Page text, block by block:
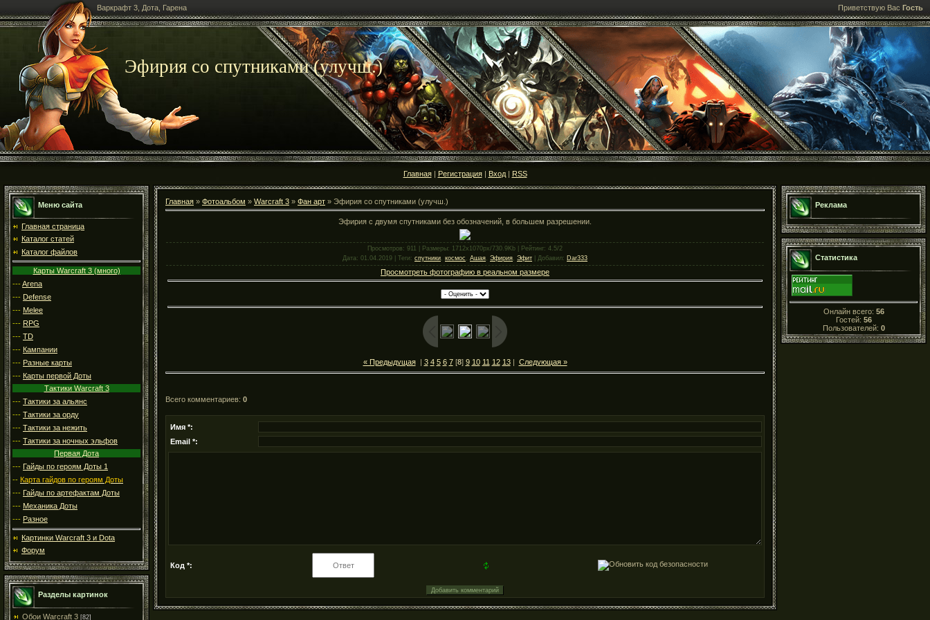
Варкрафт 3, Дота, Гарена Приветствую Вас Гость
Эфирия со спутниками (улучш.)
Главная| Регистрация| Вход| RSS
Меню сайта
Главная страница
Каталог статей
Каталог файлов
Карты Warcraft 3 (много)
---Arena
--- Defense
--- Melee
--- RPG
--- TD
--- Кампании
--- Разные карты
--- Карты первой Доты
Тактики Warcraft 3
--- Тактики за альянс
--- Тактики за орду
--- Тактики за нежить
--- Тактики за ночных эльфов
Первая Дота
--- Гайды по героям Доты 1
-- Карта гайдов по героям Доты
--- Гайды по артефактам Доты
--- Механика Доты
--- Разное
Картинки Warcraft 3 и Dota
Форум
Разделы картинок
Обои Warcraft 3 [82]
Главная » Фотоальбом » Warcraft 3 » Фан арт » Эфирия со спутниками (улучш.)
Эфирия с двумя спутниками без обозначений, в большем разрешении.
Просмотров: 911 | Размеры: 1712x1070px/730.9Kb | Рейтинг: 4.5/2
Дата : 01.04.2019 | Теги: спутники космос Ашая Эфирия Эфит Добавил: Dar333
Просмотреть фотографию в реальном размере
« Предыдущая| 3 4 5 6 7[8] 9 10 11 12 13| Следующая »
Всего комментариев: 0
Имя *:
Email *:
Код *:
Реклама
Статистика
Онлайн всего: 56
Гостей: 56
Пользователей: 0